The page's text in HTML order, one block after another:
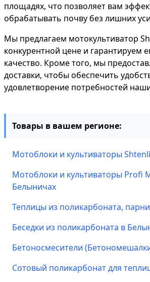
площадях, что позволяет вам
обрабатывать почву без лишних
Мы предлагаем мотокультиватор
конкурентной цене и гарантируем
качество. Кроме того, мы
доставки, чтобы обеспечить
удовлетворение потребностей
Товары в вашем регионе:
Мотоблоки и культиваторы
Мотоблоки и культиваторы Profi
Белыничах
Теплицы из поликарбоната,
Беседки из поликарбоната в
Бетоносмесители
Сотовый поликарбонат для